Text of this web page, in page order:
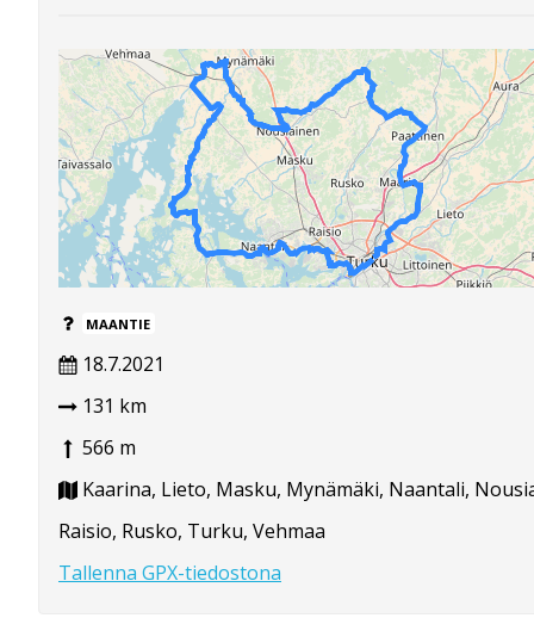
MAANTIE
18.7.2021
131 km
566 m
Kaarina, Lieto, Masku, Mynämäki, Naantali,
Raisio, Rusko, Turku, Vehmaa
Tallenna GPX-tiedostona